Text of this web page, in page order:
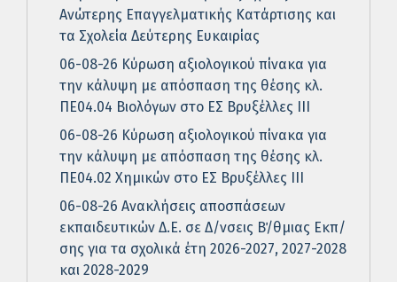
Ανώτερης Επαγγελματικής Κατάρτισης και
τα Σχολεία Δεύτερης Ευκαιρίας
06-08-26 Κύρωση αξιολογικού πίνακα για
την κάλυψη με απόσπαση της θέσης κλ.
ΠΕ04.04 Βιολόγων στο ΕΣ Βρυξέλλες ΙΙΙ
06-08-26 Κύρωση αξιολογικού πίνακα για
την κάλυψη με απόσπαση της θέσης κλ.
ΠΕ04.02 Χημικών στο ΕΣ Βρυξέλλες ΙΙΙ
06-08-26 Ανακλήσεις αποσπάσεων
εκπαιδευτικών Δ.Ε. σε Δ/νσεις Β΄/θμιας Εκπ/
σης για τα σχολικά έτη 2026-2027, 2027-2028
και 2028-2029